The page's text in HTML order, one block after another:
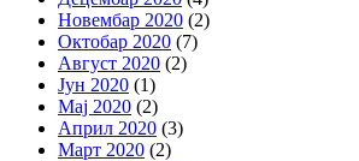
Новембар 2020 (2)
Октобар 2020 (7)
Август 2020 (2)
Јун 2020 (1)
Мај 2020 (2)
Април 2020 (3)
Март 2020 (2)